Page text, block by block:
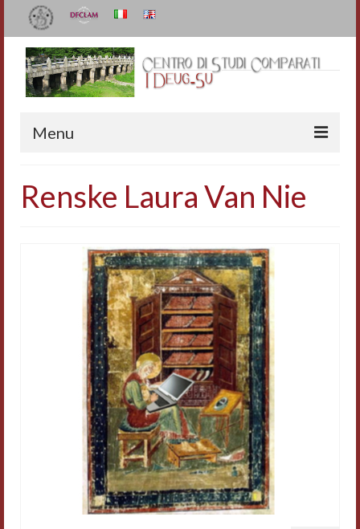
Menu
Organizzazione e contatti
I Deug-Su
Statuto
Relazioni sulle attività
Accordi di cooperazione
Cultura coreana
Koreanische Literatur und Kultur
Hagiographica Coreana
Renske Laura Van Nie